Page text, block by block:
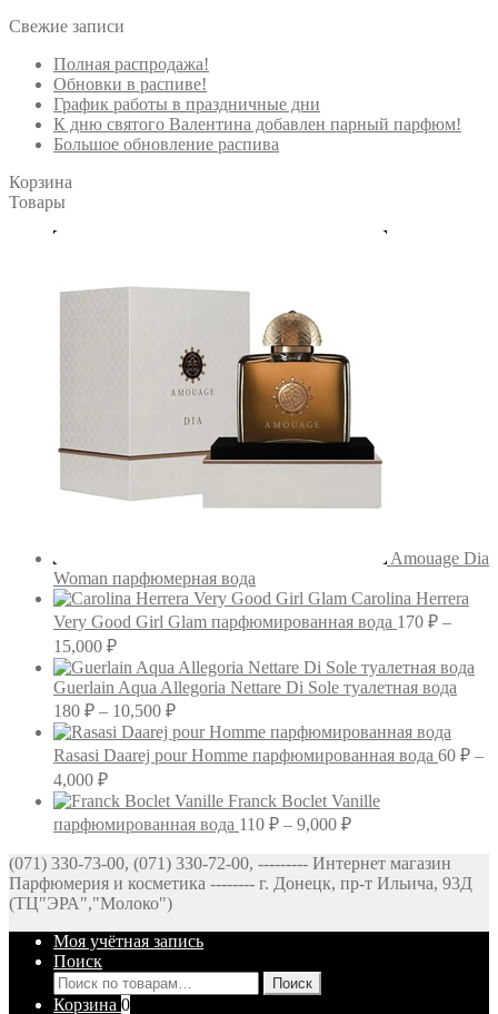
Свежие записи
Полная распродажа!
Обновки в распиве!
График работы в праздничные дни
К дню святого Валентина добавлен парный парфюм!
Большое обновление распива
Корзина
Товары
Amouage Dia
Woman парфюмерная вода
Carolina Herrera
Very Good Girl Glam парфюмированная вода 170 ₽ –
15,000 ₽Диапазон
цен:
170 ₽
–
15,000 ₽
Guerlain Aqua Allegoria Nettare Di Sole туалетная вода
180 ₽ – 10,500 ₽Диапазон
цен:
180 ₽
10,500 ₽
Rasasi Daarej pour Homme парфюмированная вода 60 ₽ –
4,000 ₽Диапазон
цен:
60 ₽
4,000 ₽
Franck Boclet Vanille
парфюмированная вода 110 ₽ – 9,000 ₽Диапазон
110 ₽
–
(071) 330-73-00, (071) 330-72-00, --------- Интернет магазин
Парфюмерия и косметика -------- г. Донецк, пр-т Ильича, 93Д
(ТЦ"ЭРА","Молоко")
Моя учётная запись
Поиск
Искать:
Поиск
Корзина 0